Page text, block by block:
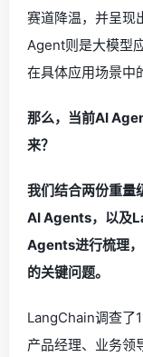
赛道降温，并呈现
Agent则是大模型
在具体应用场景中
那么，当前AI
来？
我们结合两份重
AI Agents，以及
Agents进行梳理
的关键问题。
LangChain调查了
产品经理、业务领